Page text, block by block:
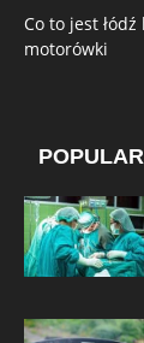
Co to jest
motorówki